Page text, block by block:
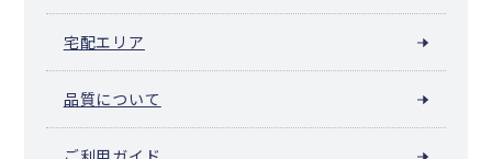
宅配エリア
品質について